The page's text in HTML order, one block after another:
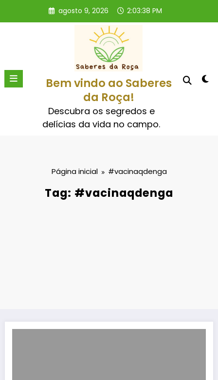
o
agosto 9, 2026 2:03:38 PM
Bem vindo ao Saberes
da Roça!
Descubra os segredos e
delícias da vida no campo.
Página inicial #vacinaqdenga
Tag: #vacinaqdenga